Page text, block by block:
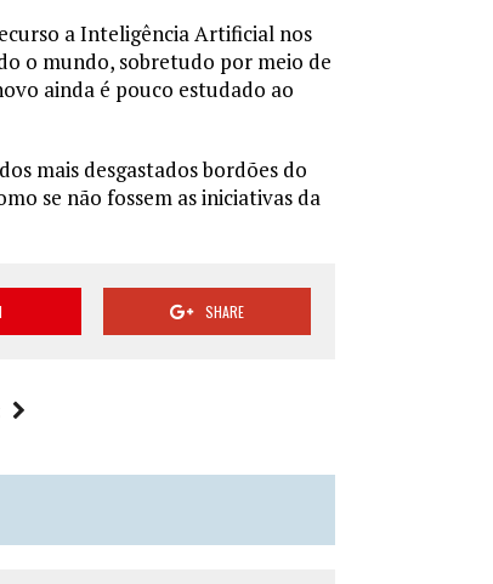
a Inteligência Artificial nos
o mundo, sobretudo por meio de
ainda é pouco estudado ao
mais desgastados bordões do
se não fossem as iniciativas da
SHARE